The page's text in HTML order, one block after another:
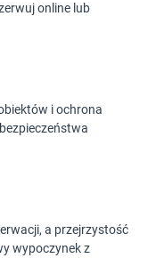
online lub
i ochrona
a przejrzystość
wypoczynek z